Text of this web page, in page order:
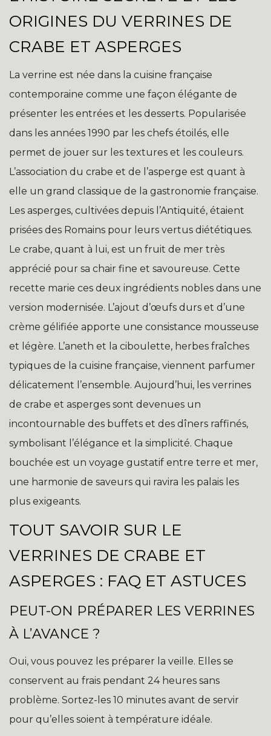
ORIGINES DU VERRINES DE
CRABE ET ASPERGES
La verrine est née dans la cuisine française
contemporaine comme une façon élégante de
présenter les entrées et les desserts. Popularisée
dans les années 1990 par les chefs étoilés, elle
permet de jouer sur les textures et les couleurs.
L’association du crabe et de l’asperge est quant à
elle un grand classique de la gastronomie française.
Les asperges, cultivées depuis l’Antiquité, étaient
prisées des Romains pour leurs vertus diététiques.
Le crabe, quant à lui, est un fruit de mer très
apprécié pour sa chair fine et savoureuse. Cette
recette marie ces deux ingrédients nobles dans une
version modernisée. L’ajout d’œufs durs et d’une
crème gélifiée apporte une consistance mousseuse
et légère. L’aneth et la ciboulette, herbes fraîches
typiques de la cuisine française, viennent parfumer
délicatement l’ensemble. Aujourd’hui, les verrines
de crabe et asperges sont devenues un
incontournable des buffets et des dîners raffinés,
symbolisant l’élégance et la simplicité. Chaque
bouchée est un voyage gustatif entre terre et mer,
une harmonie de saveurs qui ravira les palais les
plus exigeants.
TOUT SAVOIR SUR LE
VERRINES DE CRABE ET
ASPERGES : FAQ ET ASTUCES
PEUT-ON PRÉPARER LES VERRINES
À L’AVANCE ?
Oui, vous pouvez les préparer la veille. Elles se
conservent au frais pendant 24 heures sans
problème. Sortez-les 10 minutes avant de servir
pour qu’elles soient à température idéale.